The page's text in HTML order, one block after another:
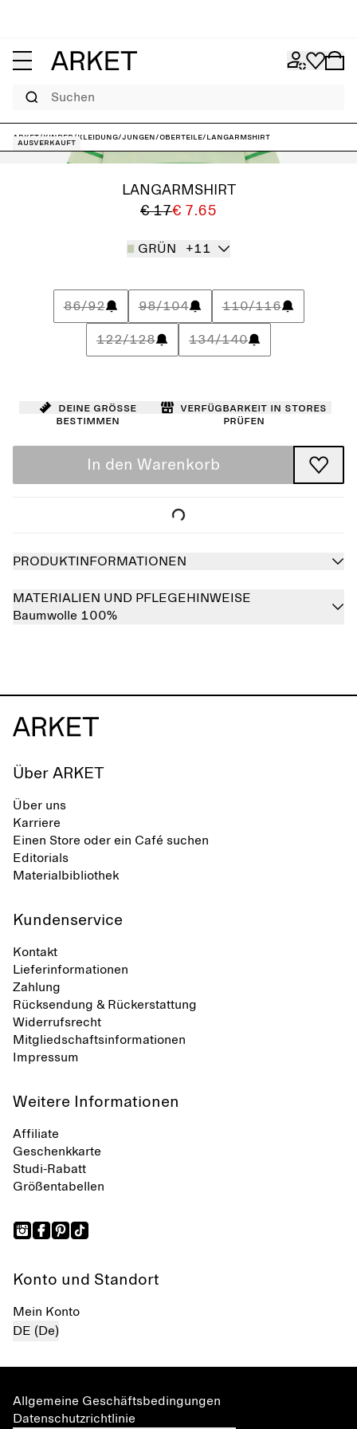
Suchen
ARKET/Kinder /Kleidung/Jungen/Oberteile/Langarmshirt
Ausverkauft
LANGARMSHIRT
€ 17€ 7.65
GRÜN +11
86/92 98/104 110/116
122/128 134/140
Deine Größe
bestimmen
Verfügbarkeit in Stores
prüfen
In den Warenkorb
PRODUKTINFORMATIONEN
MATERIALIEN UND PFLEGEHINWEISE
Baumwolle 100%
Über ARKET
Über uns
Karriere
Einen Store oder ein Café suchen
Editorials
Materialbibliothek
Kundenservice
Kontakt
Lieferinformationen
Zahlung
Rücksendung & Rückerstattung
Widerrufsrecht
Mitgliedschaftsinformationen
Impressum
Weitere Informationen
Affiliate
Geschenkkarte
Studi-Rabatt
Größentabellen
Konto und Standort
Mein Konto
DE (De)
Allgemeine Geschäftsbedingungen
Datenschutzrichtlinie